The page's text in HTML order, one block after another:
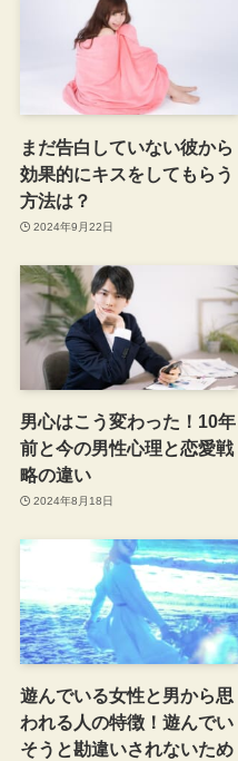
まだ告白していない彼から
効果的にキスをしてもらう
方法は？
2024年9月22日
男心はこう変わった！10年
前と今の男性心理と恋愛戦
略の違い
2024年8月18日
遊んでいる女性と男から思
われる人の特徴！遊んでい
そうと勘違いされないため